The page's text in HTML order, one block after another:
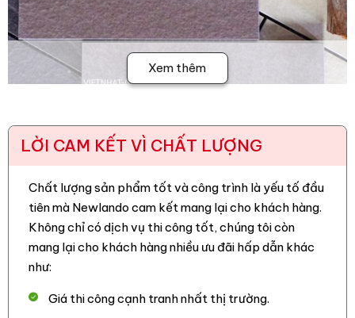
2. Ưu điểm của gạch ốp tường Việt
Nhật MT-GGE
– Thiết kế sắc nét, màu sắc hiện đại, phù hợp với nhiều
phong cách kiến trúc.
Gạch trang trí Việt Nhậtcó khả năng chống chịu thời tiết,
bảo vệ công trình trước tác động môi trường.
bền lâu dài.
Xem thêm
LỜI CAM KẾT VÌ CHẤT LƯỢNG
Chất lượng sản phẩm tốt và công trình là yếu tố đầu
tiên mà Newlando cam kết mang lại cho khách hàng.
Không chỉ có dịch vụ thi công tốt, chúng tôi còn
mang lại cho khách hàng nhiều ưu đãi hấp dẫn khác
như:
Giá thi công cạnh tranh nhất thị trường.